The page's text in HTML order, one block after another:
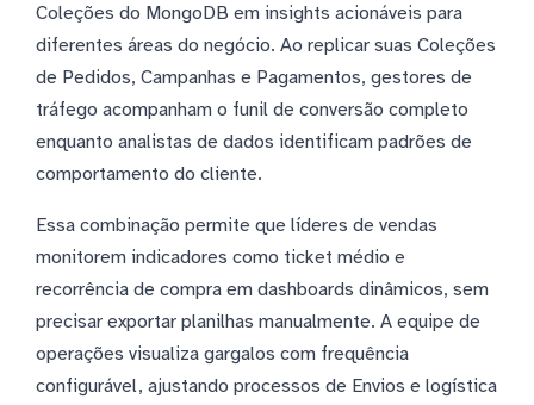
Coleções do MongoDB em insights acionáveis para
diferentes áreas do negócio. Ao replicar suas Coleções
de Pedidos, Campanhas e Pagamentos, gestores de
tráfego acompanham o funil de conversão completo
enquanto analistas de dados identificam padrões de
comportamento do cliente.
Essa combinação permite que líderes de vendas
monitorem indicadores como ticket médio e
recorrência de compra em dashboards dinâmicos, sem
precisar exportar planilhas manualmente. A equipe de
operações visualiza gargalos com frequência
configurável, ajustando processos de Envios e logística